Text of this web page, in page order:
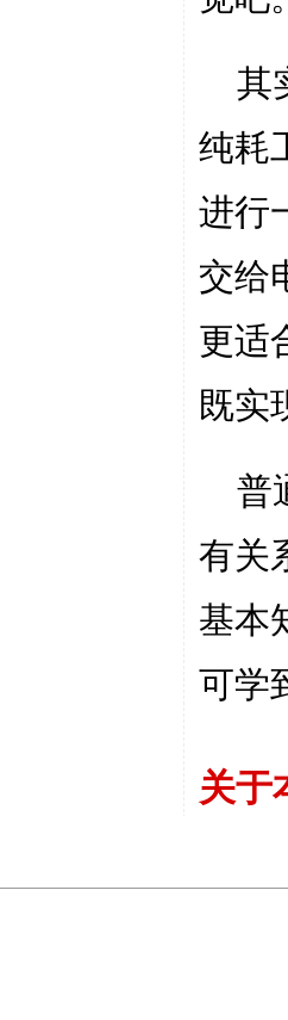
其
纯耗
进行
交给
更适
既实
普
有关
基本
可学
关于